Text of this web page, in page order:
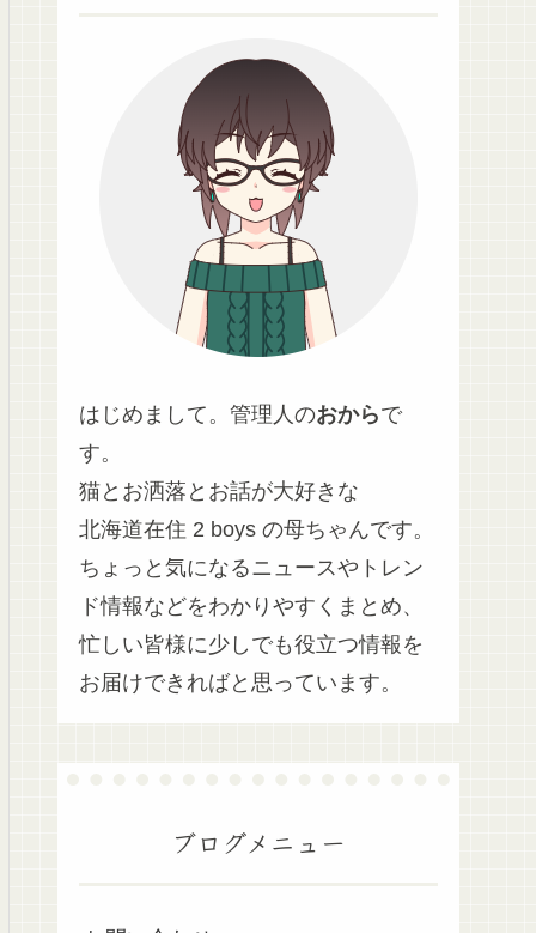
はじめまして。管理人のおからで
す。
猫とお洒落とお話が大好きな
北海道在住 2 boys の母ちゃんです。
ちょっと気になるニュースやトレン
ド情報などをわかりやすくまとめ、
忙しい皆様に少しでも役立つ情報を
お届けできればと思っています。
ブログメニュー